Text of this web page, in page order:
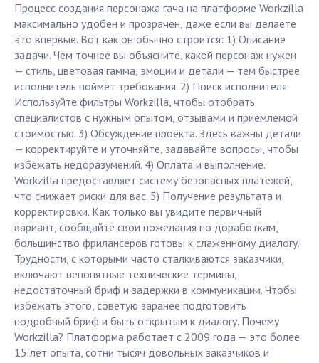
Процесс создания персонажа гача на платформе Workzilla
максимально удобен и прозрачен, даже если вы делаете
это впервые. Вот как он обычно строится: 1) Описание
задачи. Чем точнее вы объясните, какой персонаж нужен
— стиль, цветовая гамма, эмоции и детали — тем быстрее
исполнитель поймёт требования. 2) Поиск исполнителя.
Используйте фильтры Workzilla, чтобы отобрать
специалистов с нужным опытом, отзывами и приемлемой
стоимостью. 3) Обсуждение проекта. Здесь важны детали
— корректируйте и уточняйте, задавайте вопросы, чтобы
избежать недоразумений. 4) Оплата и выполнение.
Workzilla предоставляет систему безопасных платежей,
что снижает риски для вас. 5) Получение результата и
корректировки. Как только вы увидите первичный
вариант, сообщайте свои пожелания по доработкам,
большинство фрилансеров готовы к слаженному диалогу.
Трудности, с которыми часто сталкиваются заказчики,
включают непонятные технические термины,
недостаточный бриф и задержки в коммуникации. Чтобы
избежать этого, советую заранее подготовить
подробный бриф и быть открытым к диалогу. Почему
Workzilla? Платформа работает с 2009 года — это более
15 лет опыта, сотни тысяч довольных заказчиков и